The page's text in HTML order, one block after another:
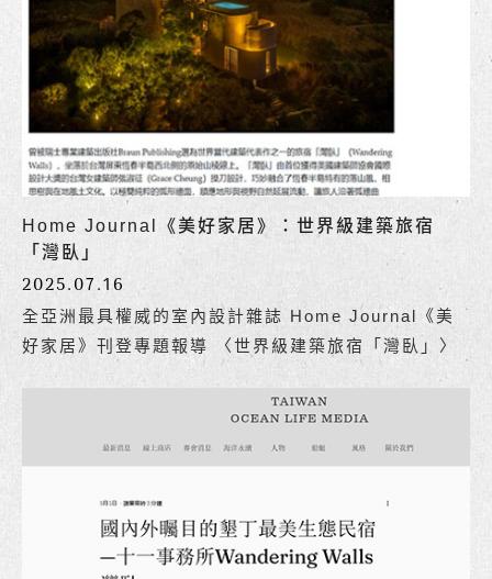
Home Journal《美好家居》：世界級建築旅宿
「灣臥」
2025.07.16
全亞洲最具權威的室內設計雜誌 Home Journal《美
好家居》刊登專題報導 〈世界級建築旅宿「灣臥」〉